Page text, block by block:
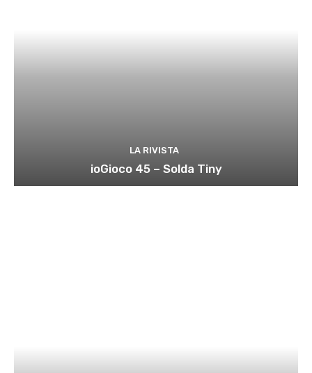
LA RIVISTA
ioGioco 45 – Solda Tiny